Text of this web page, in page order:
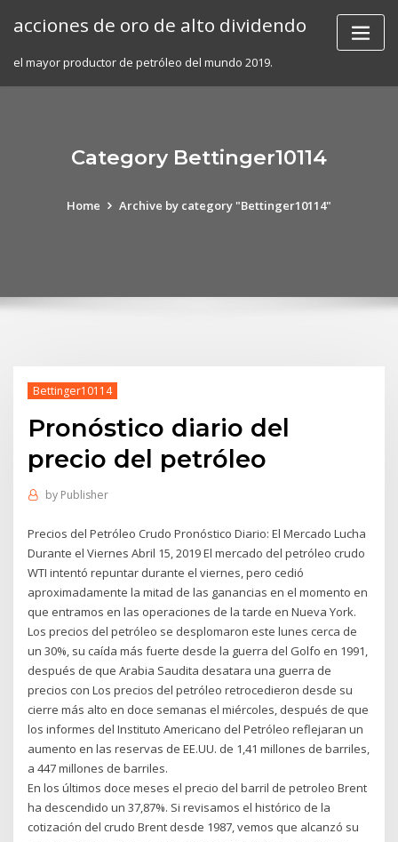
acciones de oro de alto dividendo
el mayor productor de petróleo del mundo 2019.
Category Bettinger10114
Home Archive by category "Bettinger10114"
Bettinger10114
Pronóstico diario del
precio del petróleo
by Publisher
Precios del Petróleo Crudo Pronóstico Diario: El Mercado Lucha
Durante el Viernes Abril 15, 2019 El mercado del petróleo crudo
WTI intentó repuntar durante el viernes, pero cedió
aproximadamente la mitad de las ganancias en el momento en
que entramos en las operaciones de la tarde en Nueva York.
Los precios del petróleo se desplomaron este lunes cerca de
un 30%, su caída más fuerte desde la guerra del Golfo en 1991,
después de que Arabia Saudita desatara una guerra de
precios con Los precios del petróleo retrocedieron desde su
cierre más alto en doce semanas el miércoles, después de que
los informes del Instituto Americano del Petróleo reflejaran un
aumento en las reservas de EE.UU. de 1,41 millones de barriles,
a 447 millones de barriles.
En los últimos doce meses el precio del barril de petroleo Brent
ha descendido un 37,87%. Si revisamos el histórico de la
cotización del crudo Brent desde 1987, vemos que alcanzó su